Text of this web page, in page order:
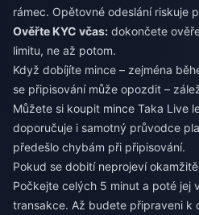
rámec. Opětovné odeslání riskuje
Ověřte KYC včas: dokončete
limitu, ne až potom.
Když dobíjíte mince – zejména
se připisování může opozdit –
Můžete si koupit mince Taka Live
doporučuje i samotný průvodce
předešlo chybám při připisování.
Pokud se dobití neprojeví
Počkejte celých 5 minut a poté jej
transakce. Až budete připraveni k